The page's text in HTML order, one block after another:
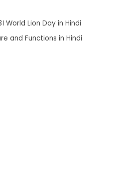
World Lion Day in Hindi
and Functions in Hindi